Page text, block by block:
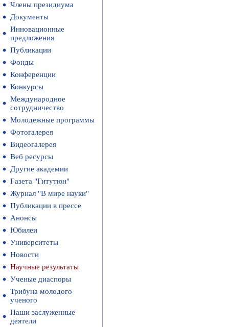
Члены президиума
Документы
Инновационные
предложения
Публикации
Фонды
Конференции
Конкурсы
Международное
сотрудничество
Молодежные программы
Фотогалерея
Видеогалерея
Веб ресурсы
Другие академии
Газета "Гитутюн"
Журнал "В мире науки"
Публикации в прессе
Анонсы
Юбилеи
Университеты
Новости
Научные результаты
Ученые диаспоры
Трибуна молодого
ученого
Наши заслуженные
деятели